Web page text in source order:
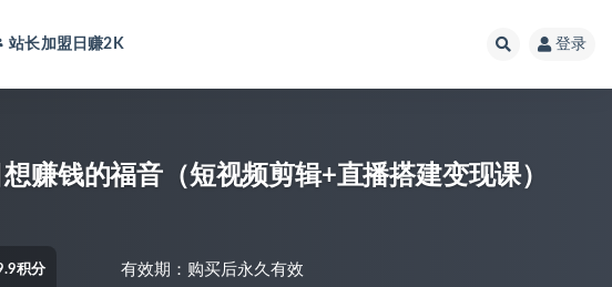
站长加盟 日赚2K 登录
赚钱的福音（短视频剪辑+直播搭建变现课）
积分 有效期：购买后永久有效